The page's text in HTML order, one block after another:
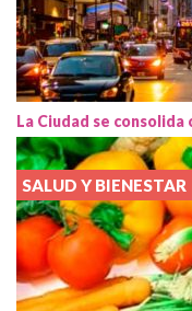
La Ciudad se
SALUD Y BIENESTAR